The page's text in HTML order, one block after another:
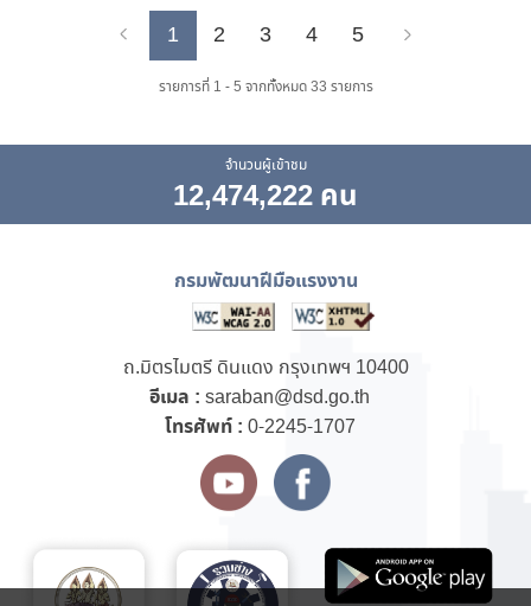
Previous
1 2 3 4 5
รายการที่ 1 - 5 จากทั้งหมด 33 รายการ
จำนวนผู้เข้าชม
12,474,222 คน
กรมพัฒนาฝีมือแรงงาน
ถ.มิตรไมตรี ดินแดง กรุงเทพฯ 10400
อีเมล : saraban@dsd.go.th
โทรศัพท์ : 0-2245-1707